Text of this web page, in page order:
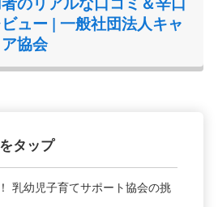
ュー | 一般社団法人キャ
ア協会
タップ
乳幼児子育てサポート協会の挑